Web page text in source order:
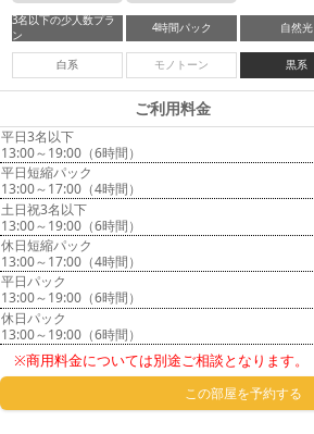
3名以下の少人数プラ
ン
4時間パック 自然光
白系 モノトーン 黒系
ご利用料金
平日3名以下
13:00～19:00（6時間）
平日短縮パック
13:00～17:00（4時間）
土日祝3名以下
13:00～19:00（6時間）
休日短縮パック
13:00～17:00（4時間）
平日パック
13:00～19:00（6時間）
休日パック
13:00～19:00（6時間）
※商用料金については別途ご相談となります。
この部屋を予約する